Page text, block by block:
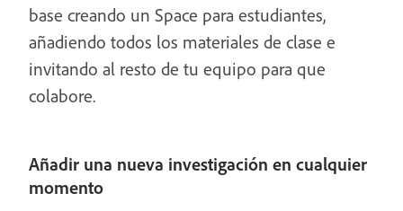
base creando un Space para estudiantes,
añadiendo todos los materiales de clase e
invitando al resto de tu equipo para que
colabore.
Añadir una nueva investigación en cualquier
momento